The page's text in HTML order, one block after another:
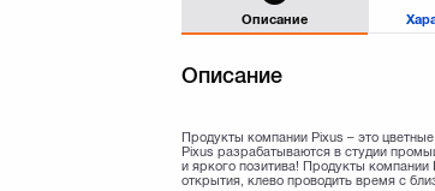
Описание
Описание
Продукты компании Pixus – это
Pixus разрабатываются в студии
и яркого позитива! Продукты компании
открытия, клево проводить время с